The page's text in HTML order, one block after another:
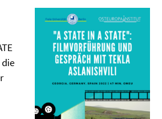
die